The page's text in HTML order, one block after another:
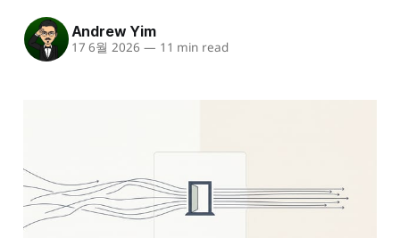
Andrew Yim
17 6월 2026 — 11 min read